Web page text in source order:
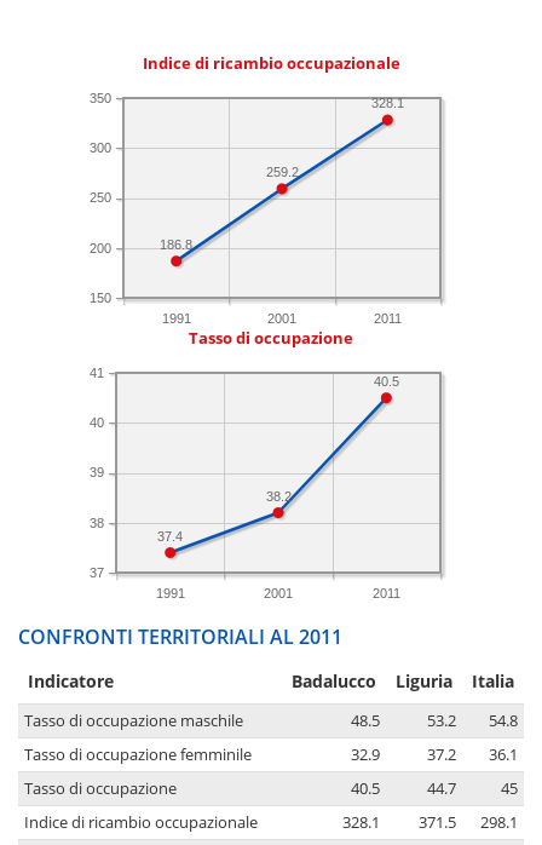
Indice di ricambio occupazionale
1991 2001 2011
150
200
250
300
350 328.1
259.2
186.8
Tasso di occupazione
1991 2001 2011
37
38
39
40
41
40.5
38.2
37.4
CONFRONTI TERRITORIALI AL 2011
Indicatore Badalucco Liguria Italia
Tasso di occupazione maschile 48.5 53.2
54.8
Tasso di occupazione femminile
32.9 37.2
36.1
Tasso di occupazione
40.5 44.7
45
Indice di ricambio occupazionale
328.1 371.5
298.1